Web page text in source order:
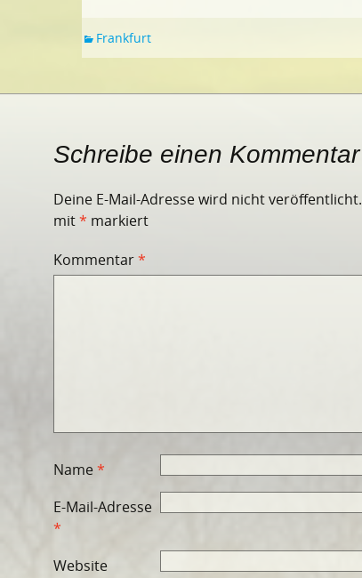
Frankfurt
Schreibe einen Kommentar
Deine E-Mail-Adresse wird nicht veröffentlicht.
mit* markiert
Kommentar*
Name*
E-Mail-Adresse
*
Website